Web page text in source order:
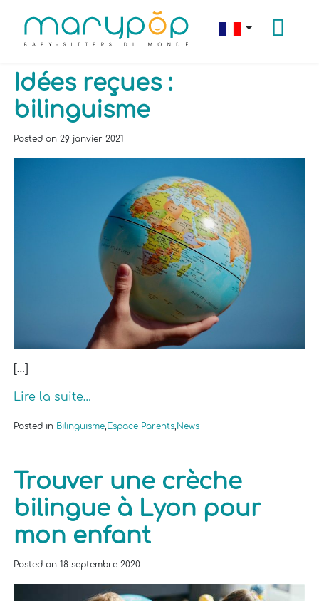
Idées reçues :
bilinguisme
Posted on29 janvier 2021
[…]
Lire la suite…
Posted in Bilinguisme, Espace Parents, News
Trouver une crèche
bilingue à Lyon pour
mon enfant
Posted on18 septembre 2020